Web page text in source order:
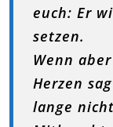
euch: Er
setzen.
Wenn
Herzen
lange